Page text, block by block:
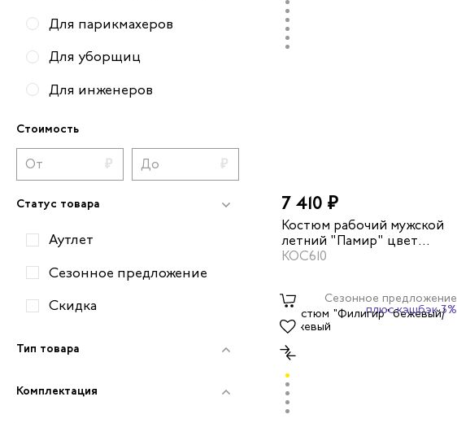
Для парикмахеров
Для уборщиц
Для инженеров
Для пекаря
Для электриков
Для кондитеров
Для механиков
Для пусконаладчиков
Стоимость
Статус товара
Аутлет
Сезонное предложение
Скидка
Тип товара
Комплектация
7 410 ₽
Костюм рабочий мужской
летний "Памир" цвет
серый/черный/красный
КОС610
Сезонное предложение
плюс кэшбэк 3%